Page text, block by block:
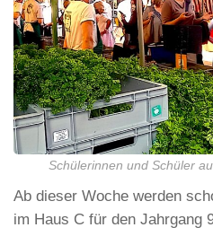
Schülerinnen und Schüler
Ab dieser Woche werden
im Haus C für den Jahrgang